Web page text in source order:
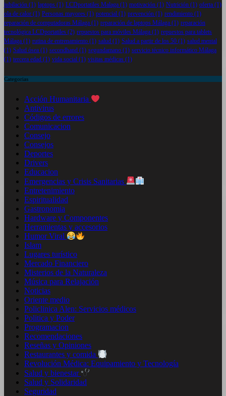
jubilación (1) laptops (1) LCDportatiles Malaga (1) motivación (1) Nutrición (1) oferta (1)
ola de calor (1) Personas mayores (1) potencial (1) prevención (1) rendimiento (1)
reparación de computadoras Málaga (1) reparación de laptops Málaga (1) reparación
tecnológica LCDportatiles (2) repuestos para móviles Málaga (1) repuestos para tablets
Málaga (1) rutina de entrenamiento (1) salud (1) Salud a partir de los 50 (1) salud mental
(1) Salud ósea (1) secondhand (1) segundamano (1) servicio técnico informático Málaga
(1) tercera edad (1) vida social (1) visitas médicas (1)
Categorias
Acción Humanitaria
Antivirus
Códigos de errores
Comunicacion
Consejo
Consejos
Deportes
Drivers
Educacion
Emergencias y Crisis Sanitarias
Entretenimiento
Espiritualidad
Gastronomia
Hardware y Componentes
Herramientas y accesorios
Humor Viral
Islam
Lugares turístico
Mercado Financiero
Misterios de la Naturaleza
Música para Relajación
Noticias
Oriente medio
Policlinica Alen: Servicios médicos
Politica y Poder
Programacion
Recomendaciones
Reseñas y Opiniones
Restaurantes y comida
Revolución Médica: Equipamiento y Tecnología
Salud y bienestar
Salud y Solidaridad
Seguridad